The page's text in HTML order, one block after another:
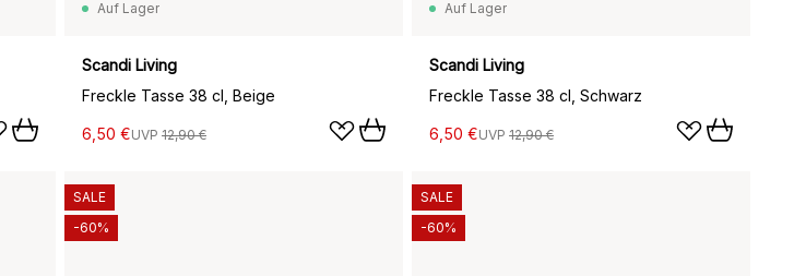
Auf Lager
Scandi Living
Freckle Tasse 38 cl, Beige
6,50 €UVP 12,90 €
Auf Lager
Scandi Living
Freckle Tasse 38 cl, Schwarz
6,50 €UVP 12,90 €
SALE
-60%
SALE
-60%